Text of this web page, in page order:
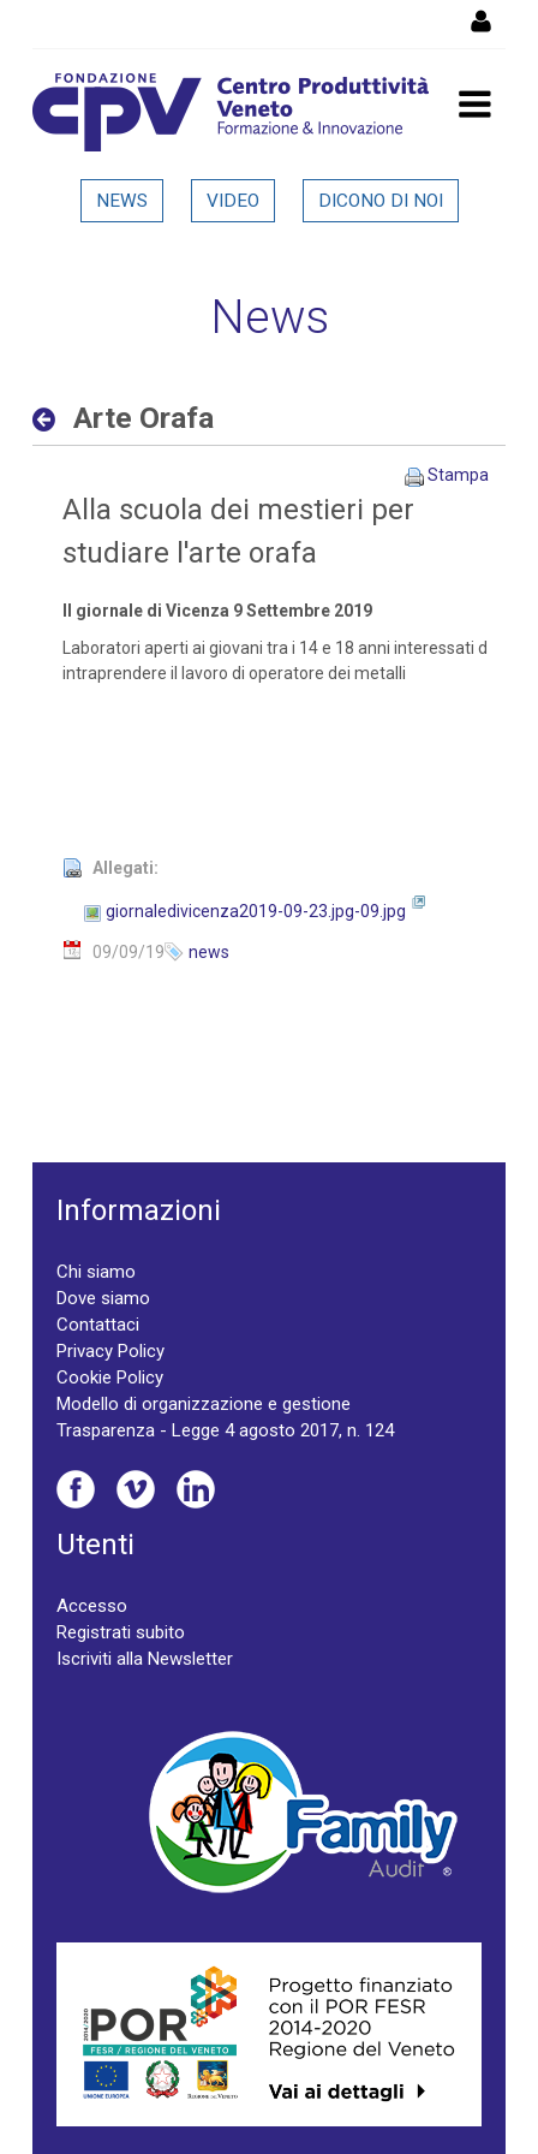
Arte Orafa - Dettaglio in
NEWS VIDEO DICONO DI NOI
News
Arte Orafa
Stampa
Alla scuola dei mestieri per
studiare l'arte orafa
Il giornale di Vicenza 9 Settembre 2019
Laboratori aperti ai giovani tra i 14 e 18 anni interessati d
intraprendere il lavoro di operatore dei metalli
Allegati:
giornaledivicenza2019-09-23.jpg-09.jpg
09/09/19 news
Informazioni
Chi siamo
Dove siamo
Contattaci
Privacy Policy
Cookie Policy
Modello di organizzazione e gestione
Trasparenza - Legge 4 agosto 2017, n. 124
Utenti
Accesso
Registrati subito
Iscriviti alla Newsletter